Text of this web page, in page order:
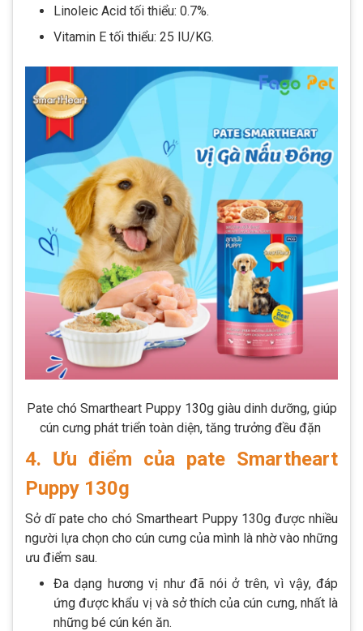
Linoleic Acid tối thiểu: 0.7%.
Vitamin E tối thiểu: 25 IU/KG.
Pate chó Smartheart Puppy 130g giàu dinh dưỡng, giúp
cún cưng phát triển toàn diện, tăng trưởng đều đặn
4. Ưu điểm của pate Smartheart
Puppy 130g
Sở dĩ pate cho chó Smartheart Puppy 130g được nhiều
người lựa chọn cho cún cưng của mình là nhờ vào những
ưu điểm sau.
Đa dạng hương vị như đã nói ở trên, vì vậy, đáp
ứng được khẩu vị và sở thích của cún cưng, nhất là
những bé cún kén ăn.